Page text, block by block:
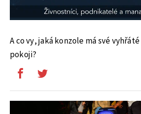
A co vy, jaká konzole má své
pokoji?